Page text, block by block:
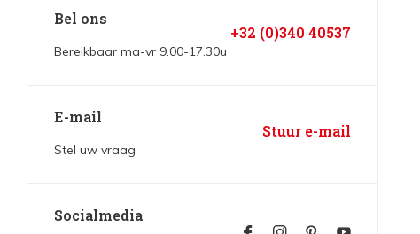
Bel ons
Bereikbaar ma-vr 9.00-17.30u
+32 (0)340 40537
E-mail
Stel uw vraag
Stuur e-mail
Socialmedia